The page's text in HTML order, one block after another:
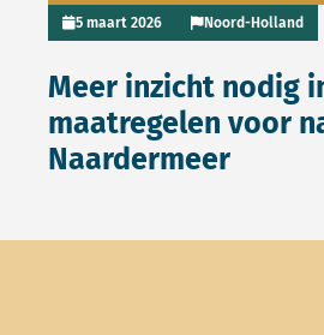
Meer inzicht nodig
maatregelen voor
Naardermeer
5 maart 2026 Noord-Holland